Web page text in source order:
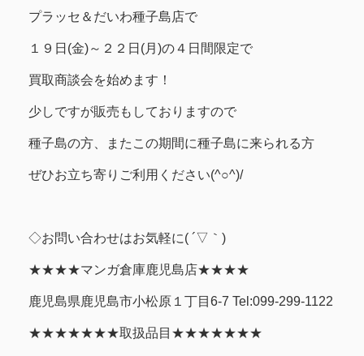
プラッセ＆だいわ種子島店で
１９日(金)～２２日(月)の４日間限定で
買取商談会を始めます！
少しですが販売もしておりますので
種子島の方、またこの期間に種子島に来られる方
ぜひお立ち寄りご利用ください(^○^)/
◇お問い合わせはお気軽に( ´▽｀)
★★★★マンガ倉庫鹿児島店★★★★
鹿児島県鹿児島市小松原１丁目6-7 Tel:099-299-1122
★★★★★★★取扱品目★★★★★★★